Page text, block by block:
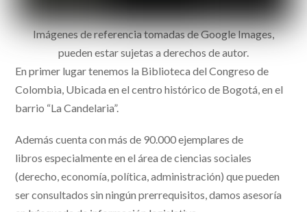
Imágenes de referencia tomadas de Google Images,
pueden estar sujetas a derechos de autor.
En primer lugar tenemos la Biblioteca del Congreso de
Colombia, Ubicada en el centro histórico de Bogotá, en el
barrio “La Candelaria”.
Además cuenta con más de 90.000 ejemplares de
librosespecialmente en el área de ciencias sociales
(derecho, economía, política, administración) que pueden
ser consultados sin ningún prerrequisitos, damos asesoría